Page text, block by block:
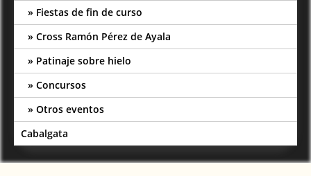
Fiestas de fin de curso
Cross Ramón Pérez de Ayala
Patinaje sobre hielo
Concursos
Otros eventos
Cabalgata